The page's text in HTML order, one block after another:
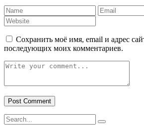
Сохранить моё имя, email и адрес
последующих моих комментариев.